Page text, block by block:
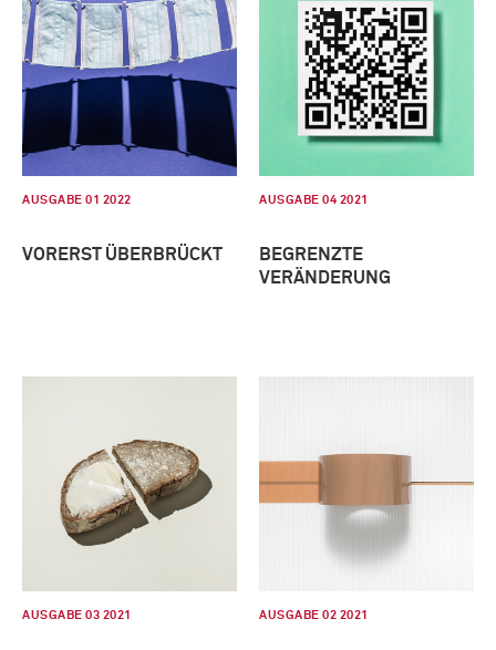
AUSGABE 01 2022
VORERST ÜBERBRÜCKT
AUSGABE 04 2021
BEGRENZTE
VERÄNDERUNG
AUSGABE 03 2021 AUSGABE 02 2021